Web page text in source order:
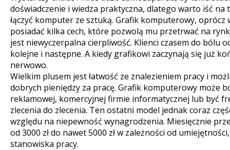
doświadczenie i wiedza praktyczna, dlatego warto iść na
łączyć komputer ze sztuką. Grafik komputerowy,
posiadać kilka cech, które pozwolą mu przetrwać na
jest niewyczerpalna cierpliwość. Klienci czasem do bólu
kolejne i następne. A kiedy grafikowi zaczynają się już
nerwowo.
Wielkim plusem jest łatwość ze znalezieniem pracy i
dobrych pieniędzy za pracę. Grafik komputerowy może
reklamowej, komercyjnej firmie informatycznej lub być
zlecenia do zlecenia. Ten ostatni model jednak coraz
względu na niepewność wynagrodzenia. Miesięcznie
od 3000 zł do nawet 5000 zł w zależności od
stanowiska pracy.